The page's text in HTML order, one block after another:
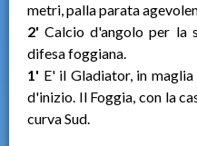
metri, palla parata
2' Calcio d'angolo per la
difesa foggiana.
1' E' il Gladiator, in
d'inizio. Il Foggia, con la
curva Sud.